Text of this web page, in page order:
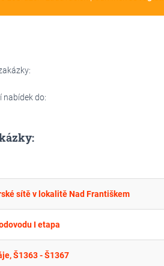
nabídek do:
sítě v lokalitě Nad Františkem
I etapa
Š1363 - Š1367